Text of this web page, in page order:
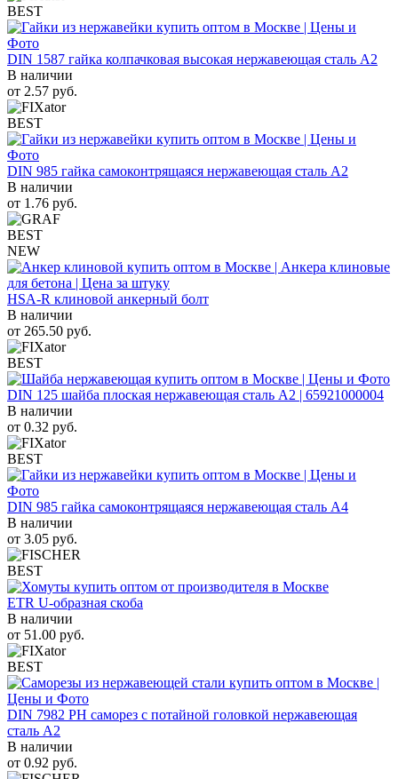
BEST
DIN 1587 гайка колпачковая высокая нержавеющая сталь А2
В наличии
от 2.57 руб.
BEST
DIN 985 гайка самоконтрящаяся нержавеющая сталь A2
В наличии
от 1.76 руб.
BEST
NEW
HSA-R клиновой анкерный болт
В наличии
от 265.50 руб.
BEST
DIN 125 шайба плоская нержавеющая сталь A2 | 65921000004
В наличии
от 0.32 руб.
BEST
DIN 985 гайка самоконтрящаяся нержавеющая сталь A4
В наличии
от 3.05 руб.
BEST
ETR U-образная скоба
В наличии
от 51.00 руб.
BEST
DIN 7982 PH саморез с потайной головкой нержавеющая
сталь A2
В наличии
от 0.92 руб.